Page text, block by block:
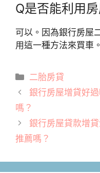
Q是否能利用
可以。因為銀行房屋
用這一種方法來買車。
分
類
二胎房貸
銀行房屋增貸好
嗎？
銀行房屋貸款增
推薦嗎？